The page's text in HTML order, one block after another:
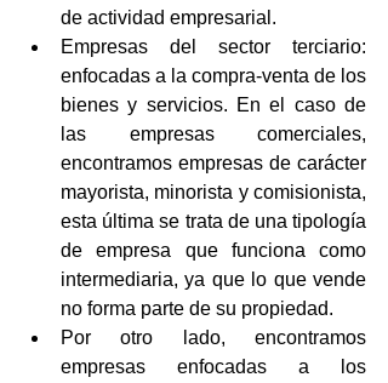
de actividad empresarial.
Empresas del sector terciario:
enfocadas a la compra-venta de los
bienes y servicios. En el caso de
las empresas comerciales,
encontramos empresas de carácter
mayorista, minorista y comisionista,
esta última se trata de una tipología
de empresa que funciona como
intermediaria, ya que lo que vende
no forma parte de su propiedad.
Por otro lado, encontramos
empresas enfocadas a los